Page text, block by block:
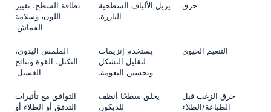
حرق
يزيل الألياف السطحية
البارزة.
نظافة السطح، تغيير
اللون، وسلامة
القماش.
التنعيم الحيوي
يستخدم إنزيمات
لتقليل التشكل
وتحسين النعومة.
الملمس اليدوي،
التكتل، القوة ونتائج
الغسيل.
حرق الزغب قبل
الطباعة/الطلاء
يخلق سطحًا أنظف
للديكور.
التوافق مع تأثيرات
التدفق أو الطلاء أو